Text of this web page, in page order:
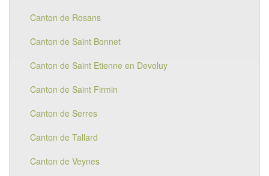
Canton de Rosans
Canton de Saint Bonnet
Canton de Saint Etienne en Devoluy
Canton de Saint Firmin
Canton de Serres
Canton de Tallard
Canton de Veynes